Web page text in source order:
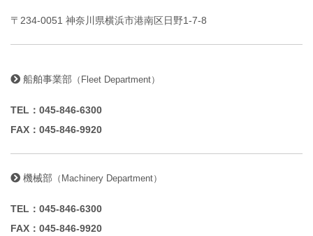
〒234-0051 神奈川県横浜市港南区日野1-7-8
船舶事業部 （Fleet Department）
TEL：045-846-6300
FAX：045-846-9920
機械部 （Machinery Department）
TEL：045-846-6300
FAX：045-846-9920